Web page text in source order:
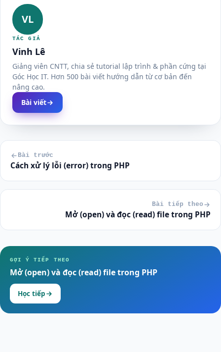
VL
TÁC GIẢ
Vinh Lê
Giảng viên CNTT, chia sẻ tutorial lập trình & phần cứng tại
Góc Học IT. Hơn 500 bài viết hướng dẫn từ cơ bản đến
nâng cao.
Bài viết
Bài trước
Cách xử lý lỗi (error) trong PHP
Bài tiếp theo
Mở (open) và đọc (read) file trong PHP
GỢI Ý TIẾP THEO
Mở (open) và đọc (read) file trong PHP
Học tiếp